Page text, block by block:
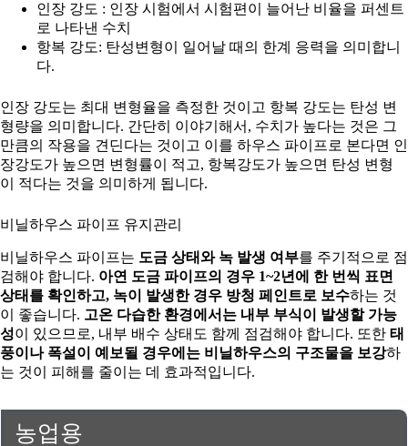
인장 강도 : 인장 시험에서 시험편이 늘어난 비율을 퍼센트
로 나타낸 수치
항복 강도: 탄성변형이 일어날 때의 한계 응력을 의미합니
다.
인장 강도는 최대 변형율을 측정한 것이고 항복 강도는 탄성 변
형량을 의미합니다. 간단히 이야기해서, 수치가 높다는 것은 그
만큼의 작용을 견딘다는 것이고 이를 하우스 파이프로 본다면 인
장강도가 높으면 변형률이 적고, 항복강도가 높으면 탄성 변형
이 적다는 것을 의미하게 됩니다.
비닐하우스 파이프 유지관리
비닐하우스 파이프는 도금 상태와 녹 발생 여부를 주기적으로 점
검해야 합니다. 아연 도금 파이프의 경우 1~2년에 한 번씩 표면
상태를 확인하고, 녹이 발생한 경우 방청 페인트로 보수하는 것
이 좋습니다. 고온 다습한 환경에서는 내부 부식이 발생할 가능
성이 있으므로, 내부 배수 상태도 함께 점검해야 합니다. 또한 태
풍이나 폭설이 예보될 경우에는 비닐하우스의 구조물을 보강하
는 것이 피해를 줄이는 데 효과적입니다.
농업용